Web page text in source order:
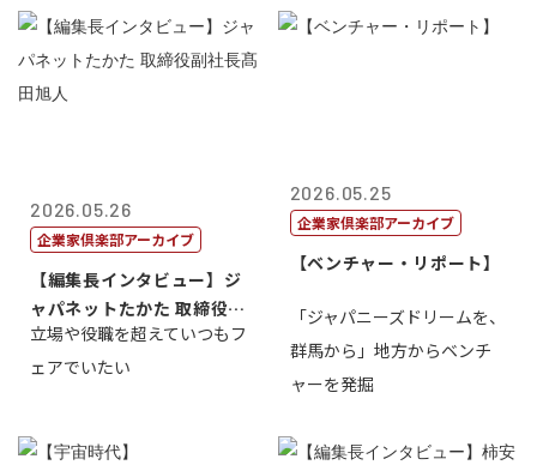
2026.05.26
企業家倶楽部アーカイブ
【編集長インタビュー】ジ
ャパネットたかた 取締役副
社長髙田旭...
立場や役職を超えていつもフ
ェアでいたい
2026.05.25
企業家倶楽部アーカイブ
【ベンチャー・リポート】
「ジャパニーズドリームを、
群馬から」地方からベンチ
ャーを発掘